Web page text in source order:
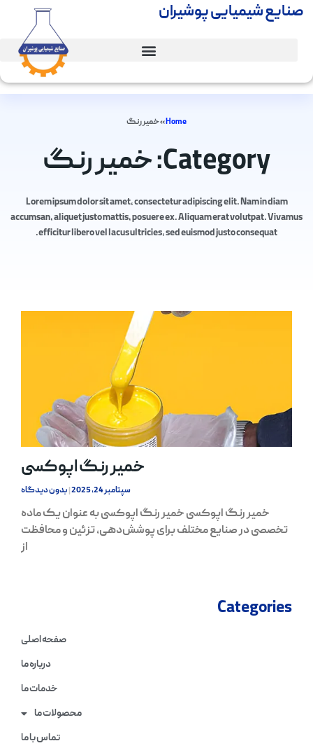
صنایع شیمیایی پوشیران
Home
»خمیر رنگ
Category: خمیر رنگ
Lorem ipsum dolor sit amet, consectetur adipiscing elit. Nam in diam
accumsan, aliquet justo mattis, posuere ex. Aliquam erat volutpat. Vivamus
efficitur libero vel lacus ultricies, sed euismod justo consequat.
خمیر رنگ اپوکسی
سپتامبر 24, 2025 بدون دیدگاه
خمیر رنگ اپوکسی خمیر رنگ اپوکسی به عنوان یک ماده
تخصصی در صنایع مختلف برای پوشش‌دهی، تزئین و محافظت
از
Categories
صفحه اصلی
درباره ما
خدمات ما
محصولات ما
تماس با ما